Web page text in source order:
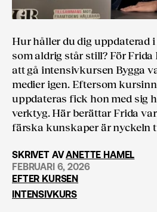
Hur håller du dig uppdaterad
som aldrig står still? För
att gå intensivkursen Bygga
medier igen. Eftersom
uppdateras fick hon med sig
verktyg. Här berättar Frida
färska kunskaper är nyckeln
SKRIVET AVANETTE HAMEL
FEBRUARI 6, 2026
EFTER KURSEN
INTENSIVKURS